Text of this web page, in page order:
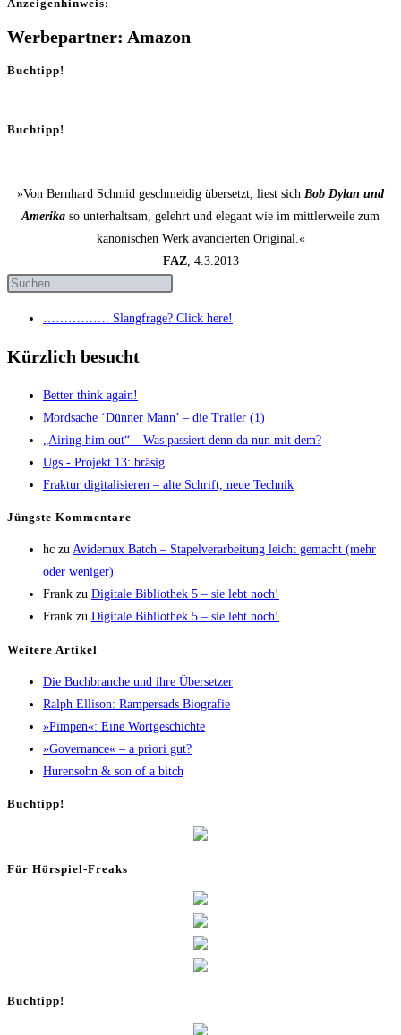
Anzei­gen­hin­weis:
Werbepartner: Amazon
Buchtipp!
Buchtipp!
»Von Bernhard Schmid geschmeidig übersetzt, liest sich Bob Dylan und
Amerika so unterhaltsam, gelehrt und elegant wie im mittlerweile zum
kanonischen Werk avancierten Original.«
FAZ, 4.3.2013
……………. Slang­fra­ge? Click here!
Kürzlich besucht
Bet­ter think again!
Mord­sa­che ‘Dün­ner Mann’ – die Trai­ler (1)
„Airing him out“ – Was pas­siert denn da nun mit dem?
Ugs.- Pro­jekt 13: bräsig
Frak­tur digi­ta­li­sie­ren – alte Schrift, neue Technik
Jüngs­te Kommentare
hc zu Avi­de­mux Batch – Sta­pel­ver­ar­bei­tung leicht gemacht (mehr
oder weniger)
Frank zu Digi­ta­le Biblio­thek 5 – sie lebt noch!
Frank zu Digi­ta­le Biblio­thek 5 – sie lebt noch!
Wei­te­re Artikel
Die Buch­bran­che und ihre Übersetzer
Ralph Elli­son: Ram­pers­ads Biografie
»Pim­pen«: Eine Wortgeschichte
»Gover­nan­ce« – a prio­ri gut?
Huren­sohn & son of a bitch
Buch­tipp!
Für Hör­spiel-Freaks
Buch­tipp!